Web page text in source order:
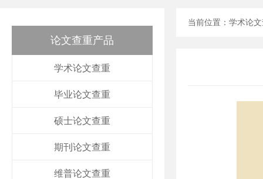
论文查重产品
学术论文查重
毕业论文查重
硕士论文查重
期刊论文查重
维普论文查重
当前位置： 学术论